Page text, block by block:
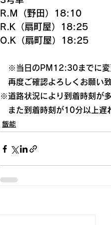
R.M（野田）18:10
R.K（扇町屋）18:25
O.K（扇町屋）18:25
※当日のPM12:30までに変
再度ご確認よろしくお願い致
※道路状況により到着時刻が
また到着時刻が10分以上遅
飯能